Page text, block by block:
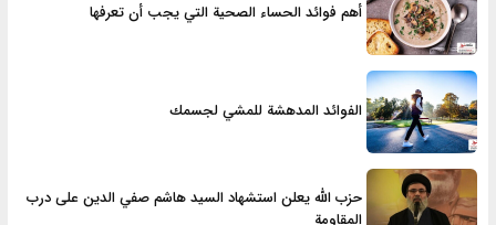
أهم فوائد الحساء الصحية التي يجب أن تعرفها
الفوائد المدهشة للمشي لجسمك
حزب الله يعلن استشهاد السيد هاشم صفي الدين على درب
المقاومة